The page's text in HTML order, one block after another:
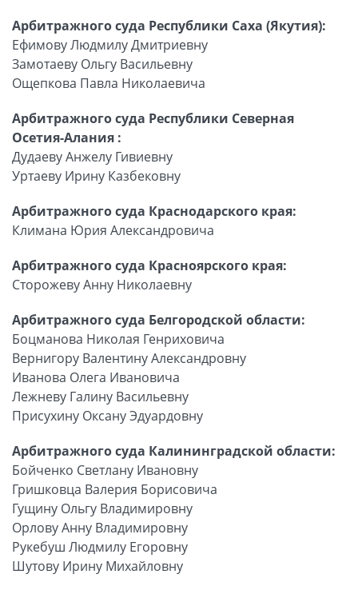
Арбитражного суда Республики Саха (Якутия):
Ефимову Людмилу Дмитриевну
Замотаеву Ольгу Васильевну
Ощепкова Павла Николаевича
Арбитражного суда Республики Северная
Осетия-Алания :
Дудаеву Анжелу Гивиевну
Уртаеву Ирину Казбековну
Арбитражного суда Краснодарского края:
Климана Юрия Александровича
Арбитражного суда Красноярского края:
Сторожеву Анну Николаевну
Арбитражного суда Белгородской области:
Боцманова Николая Генриховича
Вернигору Валентину Александровну
Иванова Олега Ивановича
Лежневу Галину Васильевну
Присухину Оксану Эдуардовну
Арбитражного суда Калининградской области:
Бойченко Светлану Ивановну
Гришковца Валерия Борисовича
Гущину Ольгу Владимировну
Орлову Анну Владимировну
Рукебуш Людмилу Егоровну
Шутову Ирину Михайловну